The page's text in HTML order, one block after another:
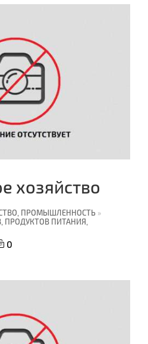
хозяйство
ПРОМЫШЛЕННОСТЬ »
ПРОДУКТОВ ПИТАНИЯ,
0